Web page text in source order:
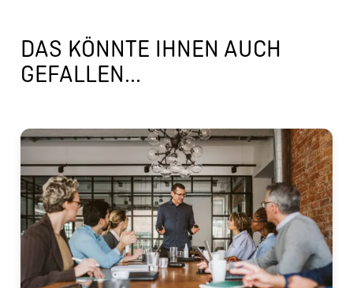
DAS KÖNNTE IHNEN AUCH
GEFALLEN...